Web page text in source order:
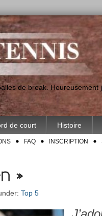
de break.
de court Histoire
FAQ INSCRIPTION
»
Top 5